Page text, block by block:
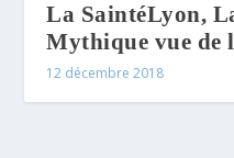
La SaintéLyon,
Mythique vue de
12 décembre 2018